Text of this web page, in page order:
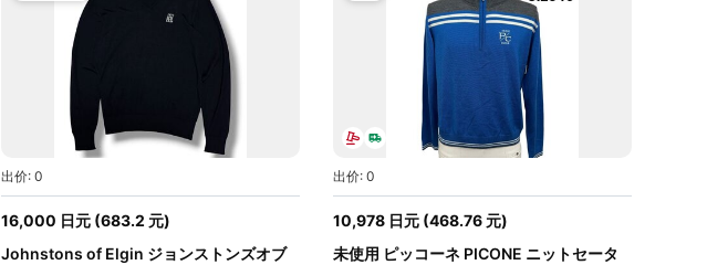
出价: 0
16,000 日元 (683.2 元)
Johnstons of Elgin ジョンストンズオブ
出价: 0
10,978 日元 (468.76 元)
未使用 ピッコーネ PICONE ニットセータ